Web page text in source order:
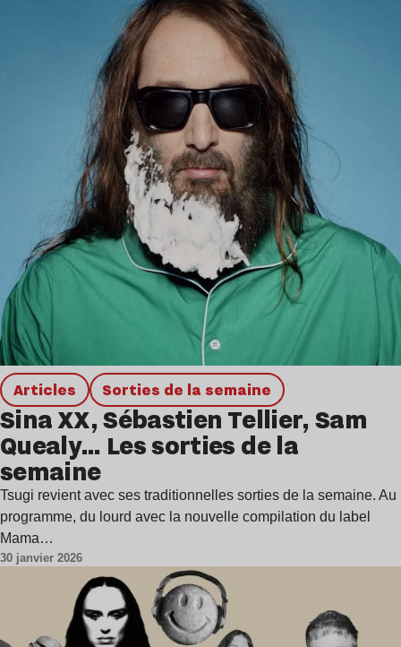
Articles Sorties de la semaine
Sina XX, Sébastien Tellier, Sam
Quealy… Les sorties de la
semaine
Tsugi revient avec ses traditionnelles sorties de la semaine. Au
programme, du lourd avec la nouvelle compilation du label
Mama…
30 janvier 2026